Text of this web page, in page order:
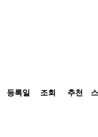
등록일 조회 추천